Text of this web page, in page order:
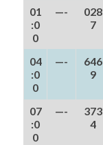
01
:0
0
—-
028
7
04
:0
0
—-
646
9
07
:0
0
—-
373
4